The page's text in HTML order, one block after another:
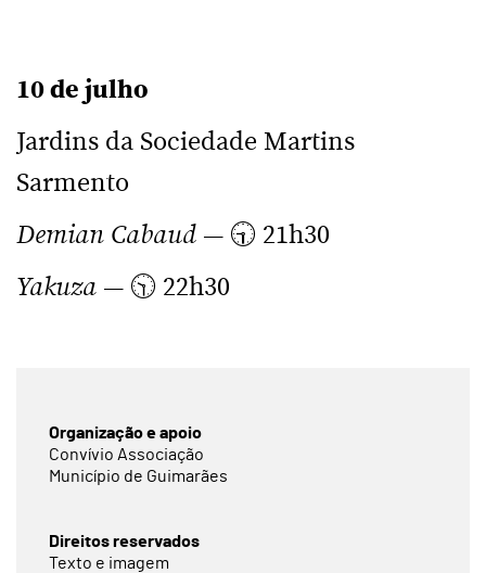
10 de julho
Jardins da Sociedade Martins
Sarmento
Demian Cabaud — 🕤 21h30
Yakuza — 🕥 22h30
Organização e apoio
Convívio Associação
Município de Guimarães
Direitos reservados
Texto e imagem